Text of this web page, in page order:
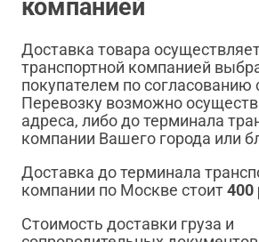
компанией
Доставка товара
транспортной компанией
покупателем по
Перевозку возможно
адреса, либо до терминала
компании Вашего города или
Доставка до терминала
компании по Москве стоит400
Стоимость доставки груза и